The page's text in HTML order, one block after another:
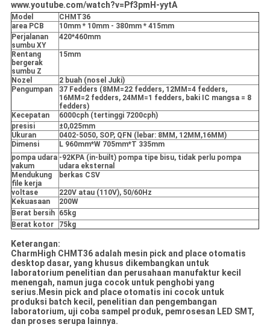
www.youtube.com/watch?v=Pf3pmH-yytA
Model
CHMT36
area PCB
10mm * 10mm - 380mm * 415mm
Perjalanan
sumbu XY
420*460mm
Rentang
bergerak
sumbu Z
15mm
Nozel
2 buah (nosel Juki)
Pengumpan
37 Fedders (8MM=22 fedders, 12MM=4 fedders,
16MM=2 fedders, 24MM=1 fedders, baki IC mangsa = 8
fedders)
Kecepatan
6000cph (tertinggi 7200cph)
presisi
±0,025mm
Ukuran
0402-5050, SOP, QFN (lebar: 8MM, 12MM,16MM)
Dimensi
L 960mm*W 705mm*T 335mm
pompa udara
vakum
-92KPA (in-built) pompa tipe bisu, tidak perlu pompa
udara eksternal
Mendukung
file kerja
berkas CSV
voltase
220V atau (110V), 50/60Hz
Kekuasaan
200W
Berat bersih 65kg
Berat kotor
75kg
Keterangan:
CharmHigh CHMT36 adalah mesin pick and place otomatis
desktop dasar, yang khusus dikembangkan untuk
laboratorium penelitian dan perusahaan manufaktur kecil
menengah, namun juga cocok untuk penghobi yang
serius.Mesin pick and place otomatis ini cocok untuk
produksi batch kecil, penelitian dan pengembangan
laboratorium, uji coba sampel produk, pemrosesan LED SMT,
dan proses serupa lainnya.